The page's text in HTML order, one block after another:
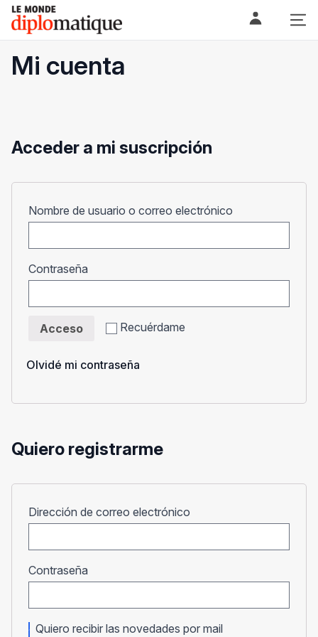
Skip
content
Le monde diplomatique
Mi cuenta
Acceder a mi suscripción
Nombre de usuario o correo electrónico
Contraseña
Recuérdame
Acceso
Olvidé mi contraseña
Quiero registrarme
Dirección de correo electrónico
Contraseña
Quiero recibir las novedades por mail